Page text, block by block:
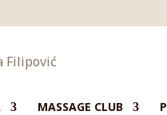
MASSAGE CLUB